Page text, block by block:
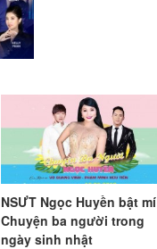
NSƯT Ngọc Huyền bật mí
Chuyện ba người trong
ngày sinh nhật